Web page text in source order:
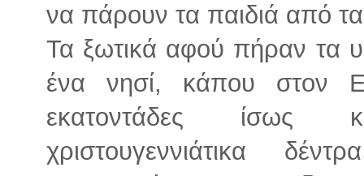
να πάρουν τα παιδιά από τα
Τα ξωτικά αφού πήραν τα
ένα νησί, κάπου στον
εκατοντάδες ίσως
χριστουγεννιάτικα